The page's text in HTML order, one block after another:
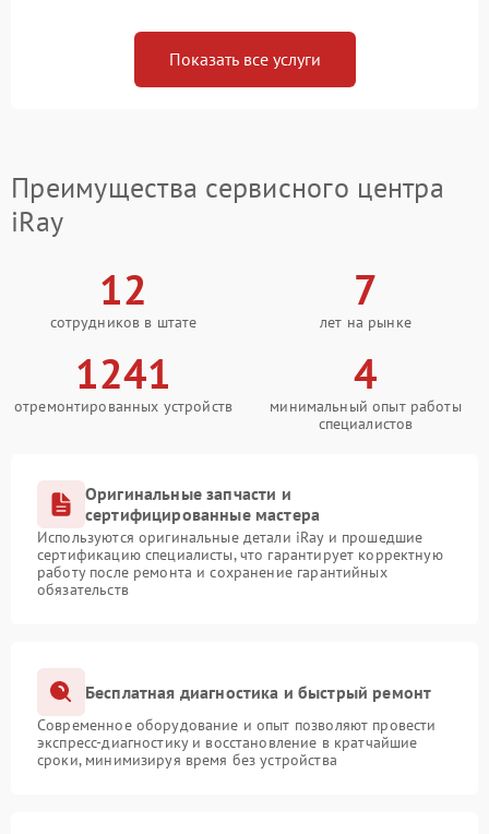
Показать все услуги
Преимущества сервисного центра
iRay
12
сотрудников в штате
7
лет на рынке
1241
отремонтированных устройств
4
минимальный опыт работы
специалистов
Оригинальные запчасти и
сертифицированные мастера
Используются оригинальные детали iRay и прошедшие
сертификацию специалисты, что гарантирует корректную
работу после ремонта и сохранение гарантийных
обязательств
Бесплатная диагностика и быстрый ремонт
Современное оборудование и опыт позволяют провести
экспресс-диагностику и восстановление в кратчайшие
сроки, минимизируя время без устройства